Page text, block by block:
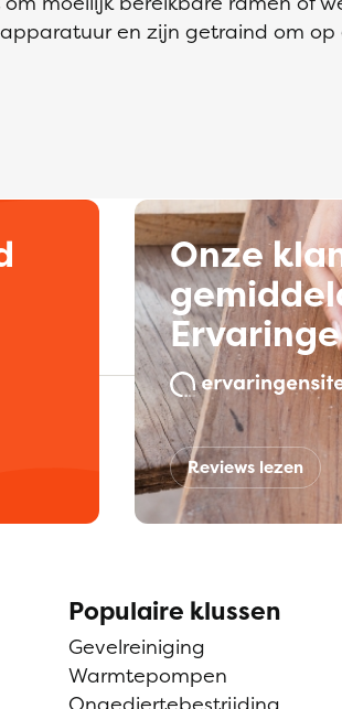
en zijn getraind om op
Onze
Reviews lezen
Populaire klussen
Gevelreiniging
Warmtepompen